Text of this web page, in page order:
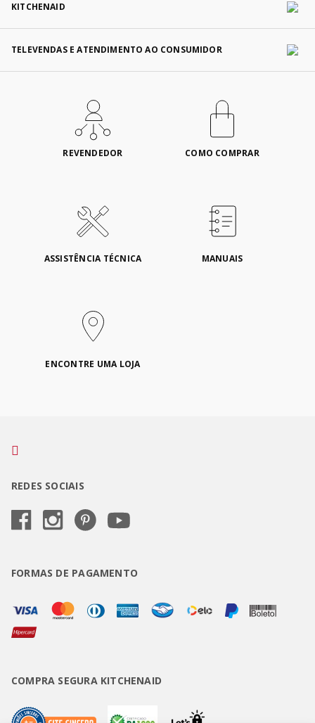
KITCHENAID
TELEVENDAS E ATENDIMENTO AO CONSUMIDOR
REVENDEDOR COMO COMPRAR
ASSISTÊNCIA TÉCNICA MANUAIS
ENCONTRE UMA LOJA
REDES SOCIAIS
FORMAS DE PAGAMENTO
COMPRA SEGURA KITCHENAID